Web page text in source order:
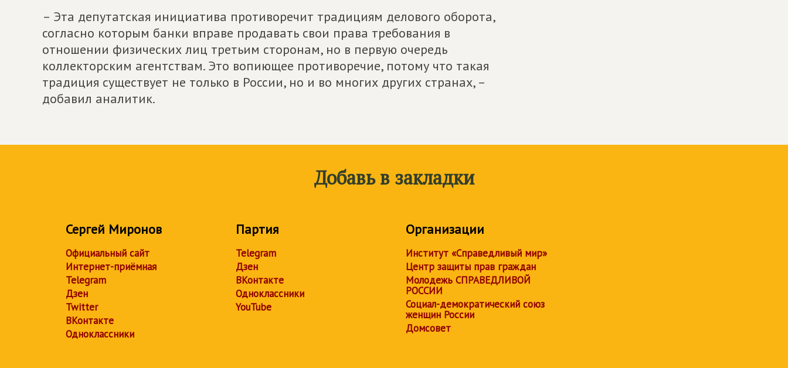
– Эта депутатская инициатива противоречит традициям делового оборота,
согласно которым банки вправе продавать свои права требования в
отношении физических лиц третьим сторонам, но в первую очередь
коллекторским агентствам. Это вопиющее противоречие, потому что такая
традиция существует не только в России, но и во многих других странах, –
добавил аналитик.
Добавь в закладки
Сергей Миронов
Официальный сайт
Интернет-приёмная
Telegram
Дзен
Twitter
ВКонтакте
Одноклассники
Партия
Telegram
Дзен
ВКонтакте
Одноклассники
YouTube
Организации
Институт «Справедливый мир»
Центр защиты прав граждан
Молодежь СПРАВЕДЛИВОЙ
РОССИИ
Социал-демократический союз
женщин России
Домсовет